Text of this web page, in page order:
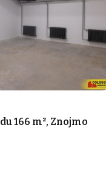
166 m², Znojmo